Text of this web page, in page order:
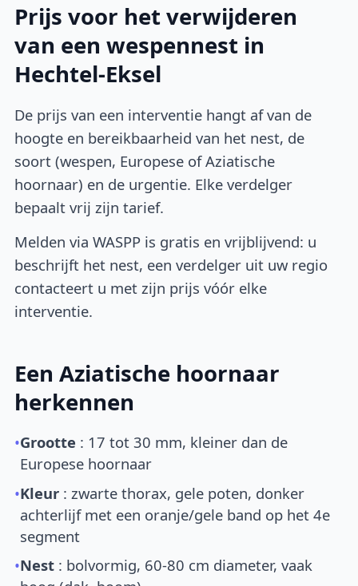
Prijs voor het verwijderen
van een wespennest in
Hechtel-Eksel
De prijs van een interventie hangt af van de
hoogte en bereikbaarheid van het nest, de
soort (wespen, Europese of Aziatische
hoornaar) en de urgentie. Elke verdelger
bepaalt vrij zijn tarief.
Melden via WASPP is gratis en vrijblijvend: u
beschrijft het nest, een verdelger uit uw regio
contacteert u met zijn prijs vóór elke
interventie.
Een Aziatische hoornaar
herkennen
•Grootte : 17 tot 30 mm, kleiner dan de
Europese hoornaar
•Kleur : zwarte thorax, gele poten, donker
achterlijf met een oranje/gele band op het 4e
segment
•Nest : bolvormig, 60-80 cm diameter, vaak